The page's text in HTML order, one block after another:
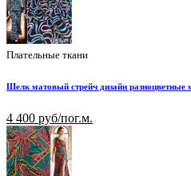
Плательные ткани
Шелк матовый стрейч дизайн разноцветные
4 400 руб/пог.м.